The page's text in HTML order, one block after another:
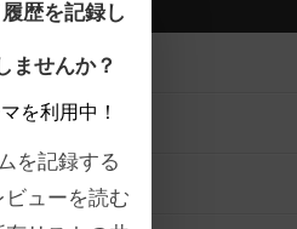
歴を記録し
ませんか？
を利用中！
を記録する
ューを読む
ュー